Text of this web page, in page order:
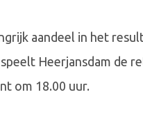
aandeel in het
Heerjansdam de
om 18.00 uur.